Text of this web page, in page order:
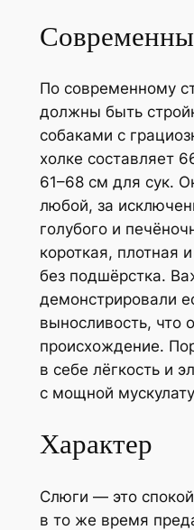
По современному
должны быть
собаками с
холке составляет
61–68 см для сук.
любой, за
голубого и
короткая, плотная
без подшёрстка.
демонстрировали
выносливость, что
происхождение.
в себе лёгкость и
с мощной
Характер
Слюги — это
в то же время